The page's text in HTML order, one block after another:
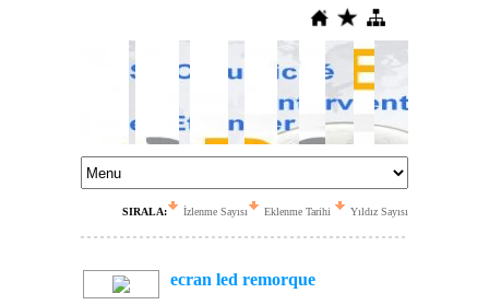
SIRALA: İzlenme Sayısı Eklenme Tarihi Yıldız Sayısı
ecran led remorque